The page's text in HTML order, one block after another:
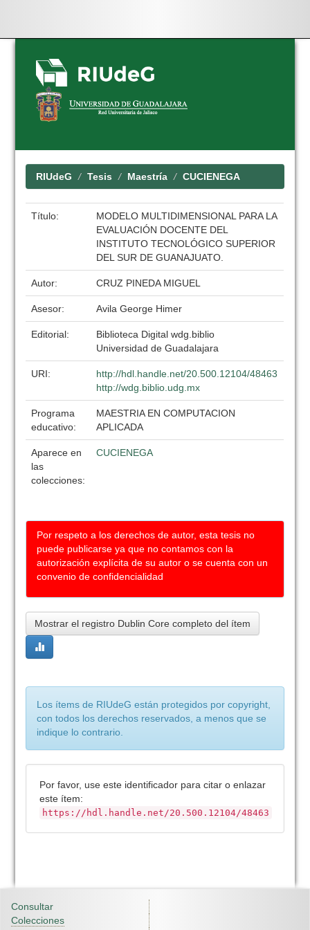
Skip
navigation
RIUdeG Tesis Maestría CUCIENEGA
Título:
MODELO MULTIDIMENSIONAL PARA LA
EVALUACIÓN DOCENTE DEL
INSTITUTO TECNOLÓGICO SUPERIOR
DEL SUR DE GUANAJUATO.
Autor: CRUZ PINEDA MIGUEL
Asesor: Avila George Himer
Editorial:
Biblioteca Digital wdg.biblio
Universidad de Guadalajara
URI:
http://hdl.handle.net/20.500.12104/48463
http://wdg.biblio.udg.mx
Programa
educativo:
MAESTRIA EN COMPUTACION
APLICADA
Aparece en
las
colecciones:
CUCIENEGA
Por respeto a los derechos de autor, esta tesis no
puede publicarse ya que no contamos con la
autorización explícita de su autor o se cuenta con un
convenio de confidencialidad
Mostrar el registro Dublin Core completo del ítem
Los ítems de RIUdeG están protegidos por copyright,
con todos los derechos reservados, a menos que se
indique lo contrario.
Por favor, use este identificador para citar o enlazar
este ítem:
https://hdl.handle.net/20.500.12104/48463
Consultar
Colecciones